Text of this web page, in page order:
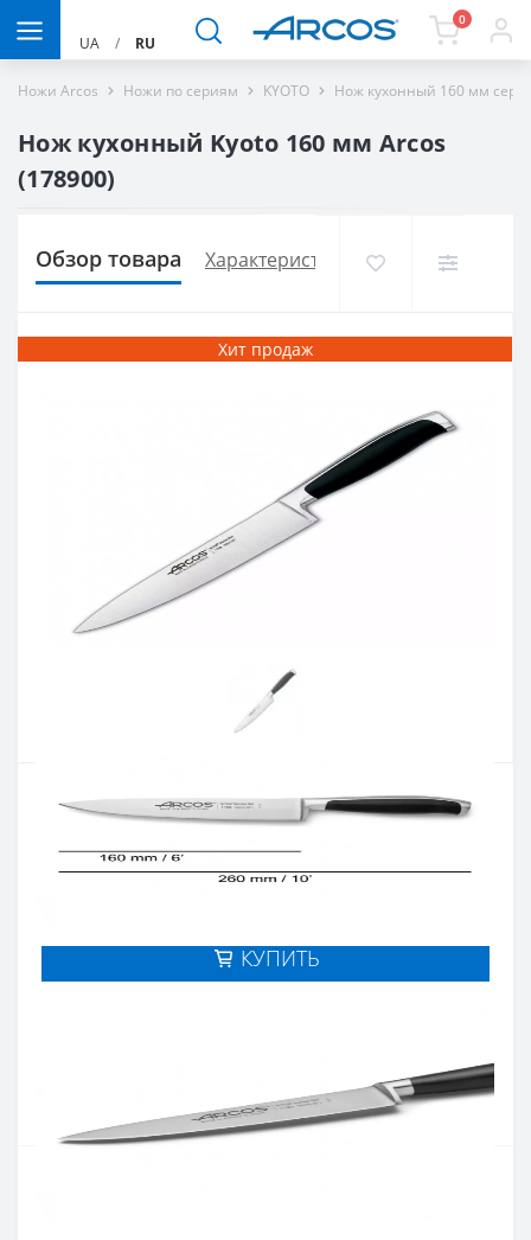
UA / RU
0
Ножи Arcos Ножи по сериям KYOTO Нож кухонный 160 мм
Нож кухонный Kyoto 160 мм Arcos
(178900)
Обзор товара Характеристики Доставка и
Хит продаж
Артикул:178900
Наличие:В наличии
Цена 4 313 грн.
КУПИТЬ
Купить